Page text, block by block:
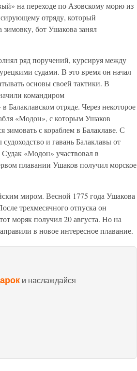
на переходе по Азовскому морю из
отряду, который
зимовку, бот Ушакова занял
ряд поручений, курсируя между
судами. В это время он начал
основы своей тактики. В
командиром
Балаклавском отряде. Через некоторое
«Модон», с которым Ушаков
зимовать с кораблем в Балаклаве. С
и гавань Балаклавы от
«Модон» участвовал в
плавании Ушаков получил морское
миром. Весной 1775 года Ушакова
трехмесячного отпуска он
моряк получил 20 августа. Но на
в новое интересное плавание.
и наслаждайся